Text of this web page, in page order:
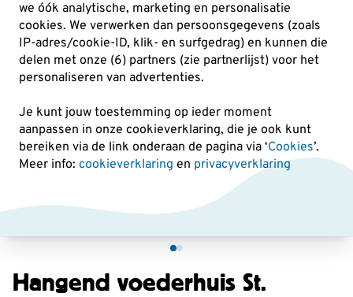
we óók analytische, marketing en personalisatie
cookies. We verwerken dan persoonsgegevens (zoals
IP-adres/cookie-ID, klik- en surfgedrag) en kunnen die
delen met onze (6) partners (zie partnerlijst) voor het
personaliseren van advertenties.
Je kunt jouw toestemming op ieder moment
aanpassen in onze cookieverklaring, die je ook kunt
bereiken via de link onderaan de pagina via ‘Cookies’.
Meer info: cookieverklaring en privacyverklaring
Hangend voederhuis St.